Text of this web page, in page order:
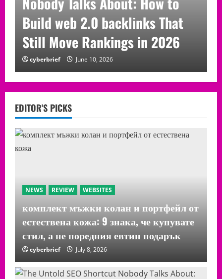
Build web 2.0 backlinks That
Still Move Rankings in 2026
cyberbrief June 10, 2026
EDITOR'S PICKS
NEWS REVIEW WEBSITES
комплект мъжки колан и портфейл от
естествена кожа: 9 знака, че купувате
стил, а не поредния евтин подарък
cyberbrief July 8, 2026